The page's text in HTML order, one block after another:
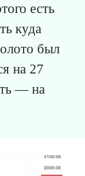
есть
куда
был
на 27
— на